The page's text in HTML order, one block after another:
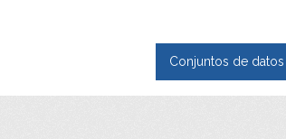
Conjuntos de datos